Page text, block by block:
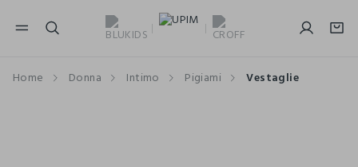
NAVIGATION.ARIA.GOTOMAINCONTENT
Home Donna Intimo Pigiami Vestaglie